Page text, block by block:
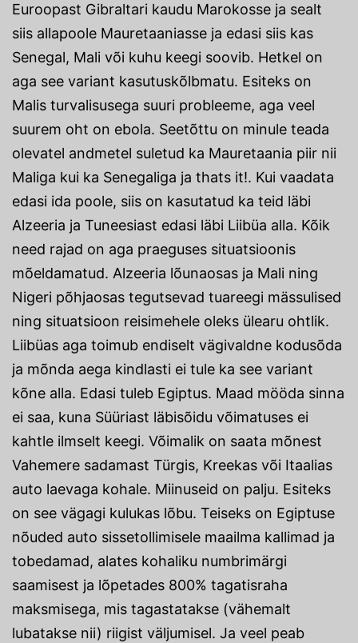
Euroopast Gibraltari kaudu Marokosse ja sealt
siis allapoole Mauretaaniasse ja edasi siis kas
Senegal, Mali või kuhu keegi soovib. Hetkel on
aga see variant kasutuskõlbmatu. Esiteks on
Malis turvalisusega suuri probleeme, aga veel
suurem oht on ebola. Seetõttu on minule teada
olevatel andmetel suletud ka Mauretaania piir nii
Maliga kui ka Senegaliga ja thats it!. Kui vaadata
edasi ida poole, siis on kasutatud ka teid läbi
Alzeeria ja Tuneesiast edasi läbi Liibüa alla. Kõik
need rajad on aga praeguses situatsioonis
mõeldamatud. Alzeeria lõunaosas ja Mali ning
Nigeri põhjaosas tegutsevad tuareegi mässulised
ning situatsioon reisimehele oleks ülearu ohtlik.
Liibüas aga toimub endiselt vägivaldne kodusõda
ja mõnda aega kindlasti ei tule ka see variant
kõne alla. Edasi tuleb Egiptus. Maad mööda sinna
ei saa, kuna Süüriast läbisõidu võimatuses ei
kahtle ilmselt keegi. Võimalik on saata mõnest
Vahemere sadamast Türgis, Kreekas või Itaalias
auto laevaga kohale. Miinuseid on palju. Esiteks
on see vägagi kulukas lõbu. Teiseks on Egiptuse
nõuded auto sissetollimisele maailma kallimad ja
tobedamad, alates kohaliku numbrimärgi
saamisest ja lõpetades 800% tagatisraha
maksmisega, mis tagastatakse (vähemalt
lubatakse nii) riigist väljumisel. Ja veel peab